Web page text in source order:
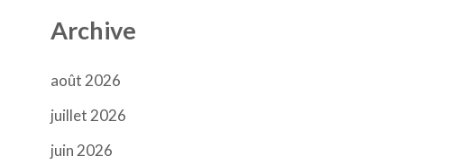
Archive
août 2026
juillet 2026
juin 2026